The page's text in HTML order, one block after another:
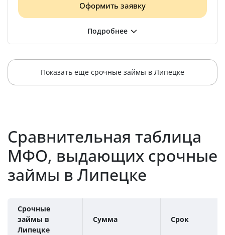
Оформить заявку
Показать еще срочные займы в Липецке
Сравнительная таблица
МФО, выдающих срочные
займы в Липецке
Срочные
займы в
Липецке
Сумма Срок